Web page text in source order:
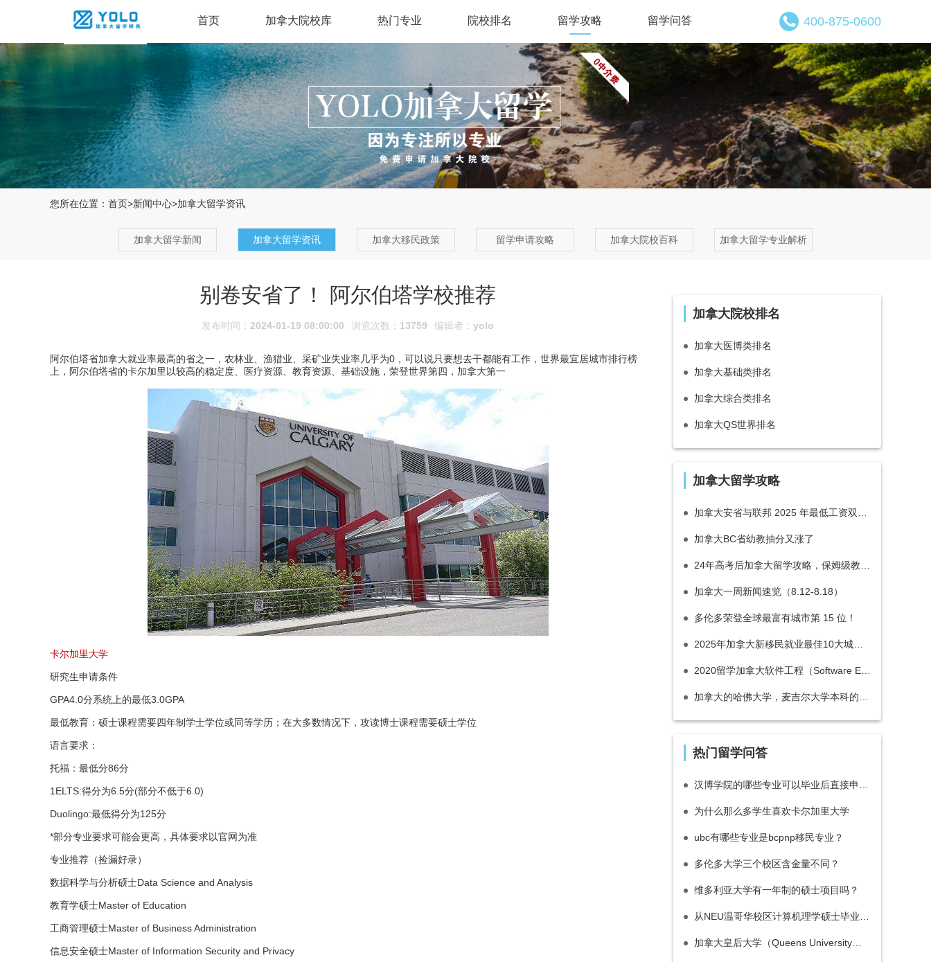
首页 加拿大院校库 热门专业 院校排名 留学攻略 留学问答 400-875-0600
您所在位置： 首页>新闻中心>加拿大留学资讯
加拿大留学新闻 加拿大留学资讯 加拿大移民政策 留学申请攻略 加拿大院校百科 加拿大留学专业解析
别卷安省了！ 阿尔伯塔学校推荐
发布时间： 2024-01-19 08:00:00 浏览次数： 13759 编辑者： yolo
阿尔伯塔省加拿大就业率最高的省之一，农林业、渔猎业、采矿业失业率几乎为0，可以说只要想去干都能有工作，世界最宜居城市排行榜
上，阿尔伯塔省的卡尔加里以较高的稳定度、医疗资源、教育资源、基础设施，荣登世界第四，加拿大第一
卡尔加里大学
研究生申请条件
GPA4.0分系统上的最低3.0GPA
最低教育：硕士课程需要四年制学士学位或同等学历；在大多数情况下，攻读博士课程需要硕士学位
语言要求：
托福：最低分86分
1ELTS:得分为6.5分(部分不低于6.0)
Duolingo:最低得分为125分
*部分专业要求可能会更高，具体要求以官网为准
专业推荐（捡漏好录）
数据科学与分析硕士Data Science and Analysis
教育学硕士Master of Education
工商管理硕士Master of Business Administration
信息安全硕士Master of Information Security and Privacy
加拿大院校排名
加拿大医博类排名
加拿大基础类排名
加拿大综合类排名
加拿大QS世界排名
加拿大留学攻略
加拿大BC省幼教抽分又涨了
加拿大一周新闻速览（8.12-8.18）
多伦多荣登全球最富有城市第 15 位！
热门留学问答
为什么那么多学生喜欢卡尔加里大学
ubc有哪些专业是bcpnp移民专业？
多伦多大学三个校区含金量不同？
维多利亚大学有一年制的硕士项目吗？